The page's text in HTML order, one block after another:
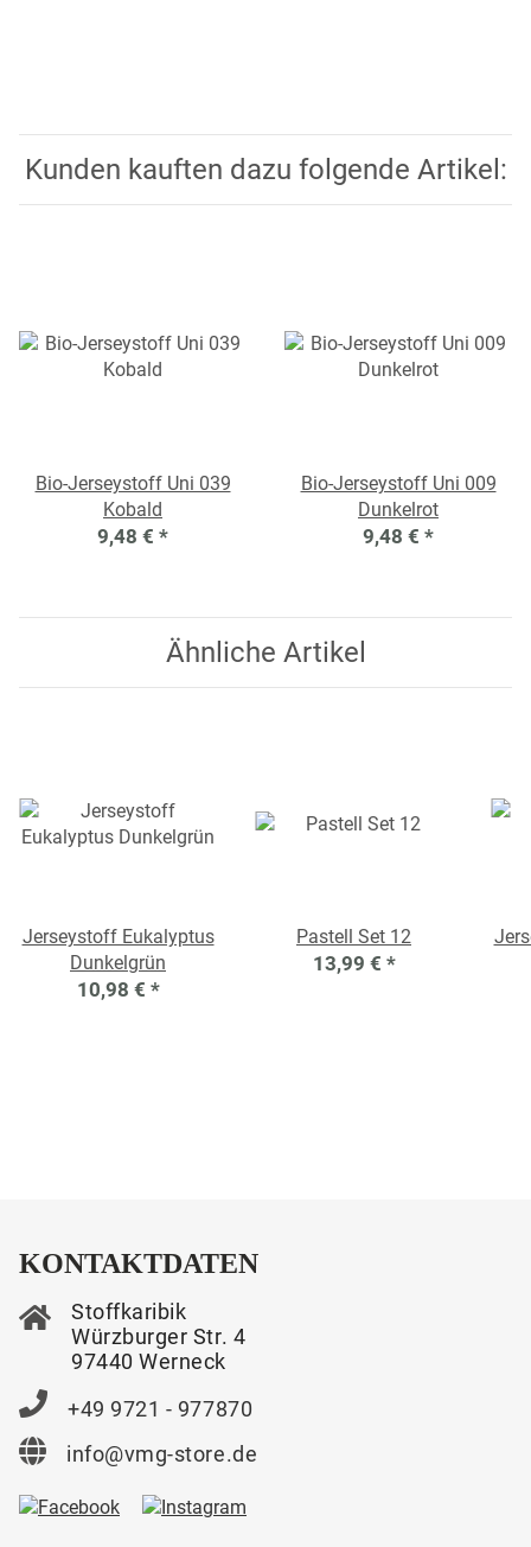
Kunden kauften dazu folgende Artikel:
Bio-Jerseystoff Uni 039
Kobald
9,48 € *
Bio-Jerseystoff Uni 009
Dunkelrot
9,48 € *
Ähnliche Artikel
Jerseystoff Eukalyptus
Dunkelgrün
10,98 € *
Pastell Set 12
13,99 € *
KONTAKTDATEN
Stoffkaribik
Würzburger Str. 4
97440 Werneck
+49 9721 - 977870
info@vmg-store.de